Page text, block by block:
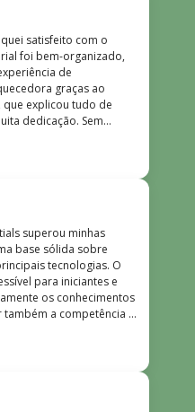
muito avançada.”
satisfeito com o
foi bem-organizado,
de
graças ao
explicou tudo de
dedicação. Sem
superou minhas
base sólida sobre
tecnologias. O
para iniciantes e
os conhecimentos
a competência e
Peterson, que
e soube explicar
o curso para todos